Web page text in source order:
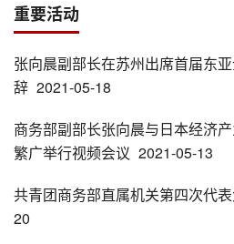
重要活动
张向晨副部长在苏州出席首届东
辞 2021-05-18
商务部副部长张向晨与日本经济
繁广举行视频会议 2021-05-13
共青团商务部直属机关第四次代
20